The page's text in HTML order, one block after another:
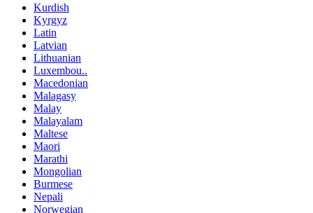
Kurdish
Kyrgyz
Latin
Latvian
Lithuanian
Luxembou..
Macedonian
Malagasy
Malay
Malayalam
Maltese
Maori
Marathi
Mongolian
Burmese
Nepali
Norwegian